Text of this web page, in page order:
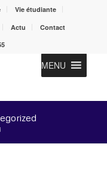
Vie étudiante
Actu
Contact
MENU